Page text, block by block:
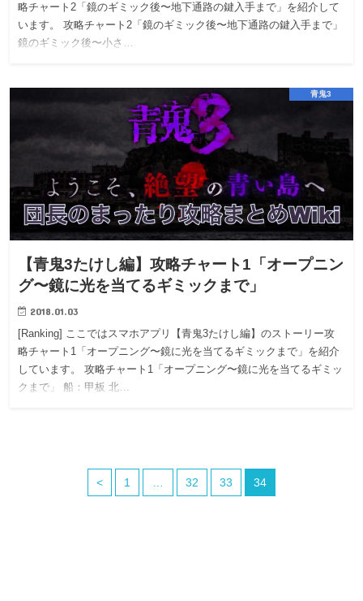
略チャート2「鏡のギミック後〜地下通路の鍵入手まで」を紹介して
います。 攻略チャート2「鏡のギミック後〜地下通路の鍵入手まで」
鏡のギミック後〜小さ…
青鬼3
【青鬼3たけし編】攻略チャート1「オープニン
グ〜鏡に光を当てるギミックまで」
2018.01.03
[Ranking] ここではスマホアプリ【青鬼3たけし編】のストーリー攻
略チャート1「オープニング〜鏡に光を当てるギミックまで」を紹介
しています。 攻略チャート1「オープニング〜鏡に光を当てるギミッ
クまで」 船：甲板 北…
< 1 32 33 34